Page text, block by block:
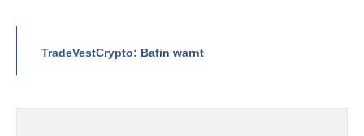
TradeVestCrypto: Bafin warnt